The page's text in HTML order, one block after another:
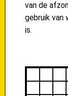
van de
gebruik van
is.